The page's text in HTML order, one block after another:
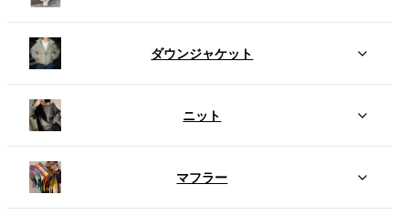
ダウンジャケット
ニット
マフラー